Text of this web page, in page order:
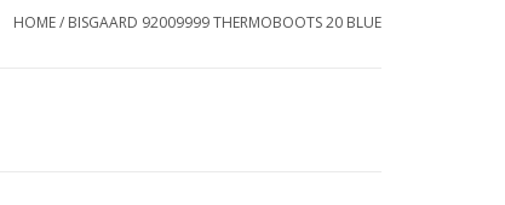
HOME/ BISGAARD 92009999 THERMOBOOTS 20 BLUE